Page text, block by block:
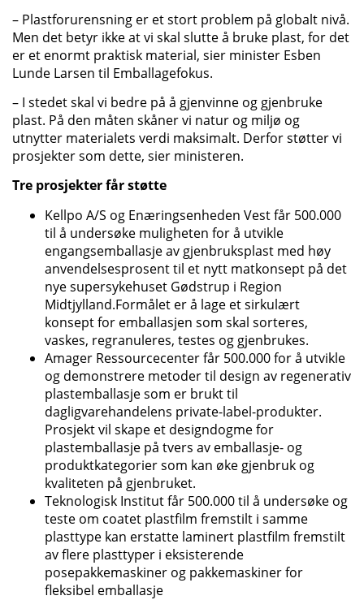
– Plastforurensning er et stort problem på globalt nivå.
Men det betyr ikke at vi skal slutte å bruke plast, for det
er et enormt praktisk material, sier minister Esben
Lunde Larsen til Emballagefokus.
– I stedet skal vi bedre på å gjenvinne og gjenbruke
plast. På den måten skåner vi natur og miljø og
utnytter materialets verdi maksimalt. Derfor støtter vi
prosjekter som dette, sier ministeren.
Tre prosjekter får støtte
Kellpo A/S og Enæringsenheden Vest får 500.000
til å undersøke muligheten for å utvikle
engangsemballasje av gjenbruksplast med høy
anvendelsesprosent til et nytt matkonsept på det
nye supersykehuset Gødstrup i Region
Midtjylland.Formålet er å lage et sirkulært
konsept for emballasjen som skal sorteres,
vaskes, regranuleres, testes og gjenbrukes.
Amager Ressourcecenter får 500.000 for å utvikle
og demonstrere metoder til design av regenerativ
plastemballasje som er brukt til
dagligvarehandelens private-label-produkter.
Prosjekt vil skape et designdogme for
plastemballasje på tvers av emballasje- og
produktkategorier som kan øke gjenbruk og
kvaliteten på gjenbruket.
Teknologisk Institut får 500.000 til å undersøke og
teste om coatet plastfilm fremstilt i samme
plasttype kan erstatte laminert plastfilm fremstilt
av flere plasttyper i eksisterende
posepakkemaskiner og pakkemaskiner for
fleksibel emballasje